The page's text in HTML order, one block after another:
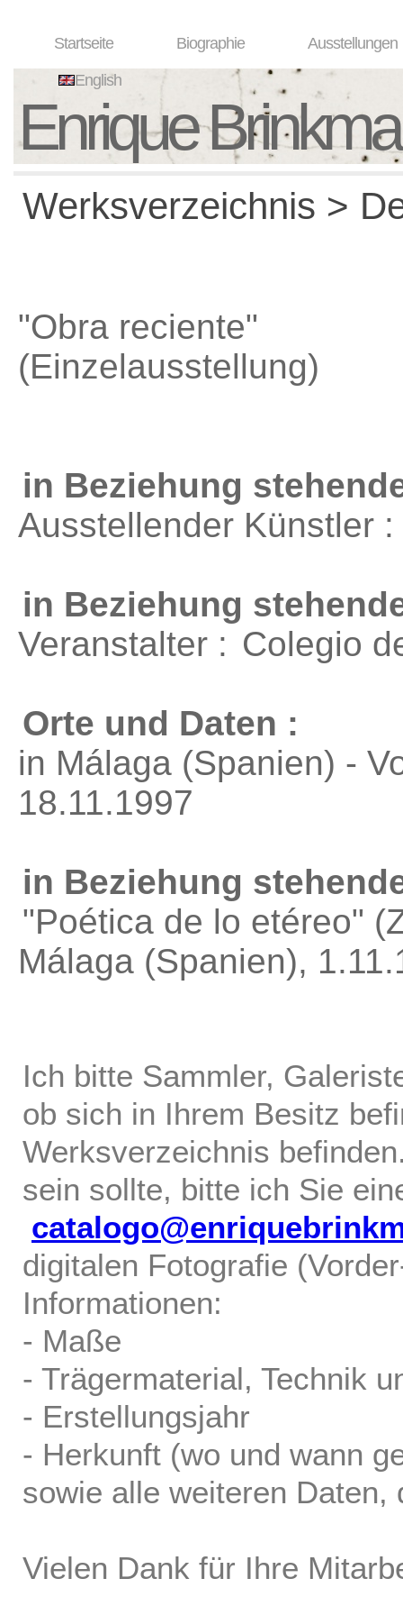
Startseite Biographie Ausstellungen
English
Enrique
Werksverzeichnis >
"Obra reciente"
(Einzelausstellung)
in Beziehung
Ausstellender Künstler
in Beziehung
Veranstalter : Colegio
Orte und Daten :
in Málaga (Spanien) -
18.11.1997
in Beziehung
"Poética de lo etéreo"
Málaga (Spanien),
Ich bitte Sammler,
ob sich in Ihrem Besitz
Werksverzeichnis
sein sollte, bitte ich Sie
digitalen Fotografie
Informationen:
- Maße
- Trägermaterial, Technik
- Erstellungsjahr
- Herkunft (wo und wann
sowie alle weiteren
Vielen Dank für Ihre